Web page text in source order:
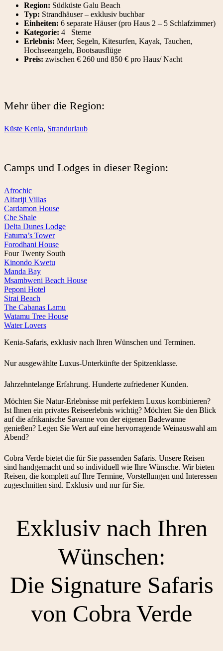
Region: Südküste Galu Beach
Typ: Strandhäuser – exklusiv buchbar
Einheiten: 6 separate Häuser (pro Haus 2 – 5 Schlafzimmer)
Kategorie: 4 Sterne
Erlebnis: Meer, Segeln, Kitesurfen, Kayak, Tauchen,
Hochseeangeln, Bootsausflüge
Preis: zwischen € 260 und 850 € pro Haus/ Nacht
Mehr über die Region:
Küste Kenia, Strandurlaub
Camps und Lodges in dieser Region:
Afrochic
Alfariji Villas
Cardamon House
Che Shale
Delta Dunes Lodge
Fatuma’s Tower
Forodhani House
Four Twenty South
Kinondo Kwetu
Manda Bay
Msambweni Beach House
Peponi Hotel
Sirai Beach
The Cabanas Lamu
Watamu Tree House
Water Lovers
Kenia-Safaris, exklusiv nach Ihren Wünschen und Terminen.
Nur ausgewählte Luxus-Unterkünfte der Spitzenklasse.
Jahrzehntelange Erfahrung. Hunderte zufriedener Kunden.
Möchten Sie Natur-Erlebnisse mit perfektem Luxus kombinieren?
Ist Ihnen ein privates Reiseerlebnis wichtig? Möchten Sie den Blick
auf die afrikanische Savanne von der eigenen Badewanne
genießen? Legen Sie Wert auf eine hervorragende Weinauswahl am
Abend?
Cobra Verde bietet die für Sie passenden Safaris. Unsere Reisen
sind handgemacht und so individuell wie Ihre Wünsche. Wir bieten
Reisen, die komplett auf Ihre Termine, Vorstellungen und Interessen
zugeschnitten sind. Exklusiv und nur für Sie.
Exklusiv nach Ihren
Wünschen:
Die Signature Safaris
von Cobra Verde